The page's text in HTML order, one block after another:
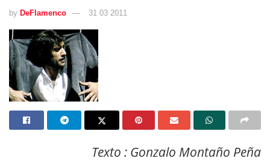
by DeFlamenco 31 03 2011
Texto : Gonzalo Montaño Peña